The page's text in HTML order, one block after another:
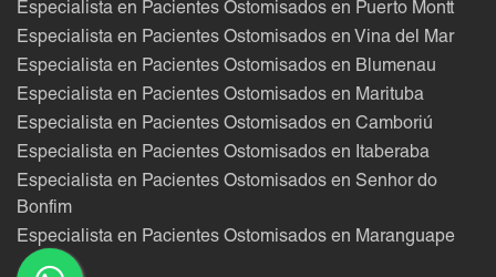
Especialista en Pacientes Ostomisados en Puerto Montt
Especialista en Pacientes Ostomisados en Vina del Mar
Especialista en Pacientes Ostomisados en Blumenau
Especialista en Pacientes Ostomisados en Marituba
Especialista en Pacientes Ostomisados en Camboriú
Especialista en Pacientes Ostomisados en Itaberaba
Especialista en Pacientes Ostomisados en Senhor do
Bonfim
Especialista en Pacientes Ostomisados en Maranguape